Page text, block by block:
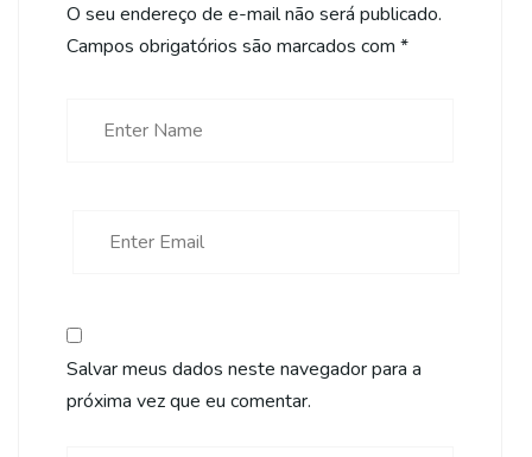
O seu endereço de e-mail não será publicado.
Campos obrigatórios são marcados com *
Salvar meus dados neste navegador para a
próxima vez que eu comentar.